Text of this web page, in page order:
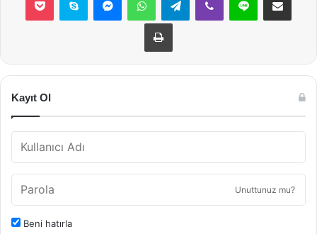
Yazdır
Kayıt Ol
Unuttunuz mu?
Beni hatırla